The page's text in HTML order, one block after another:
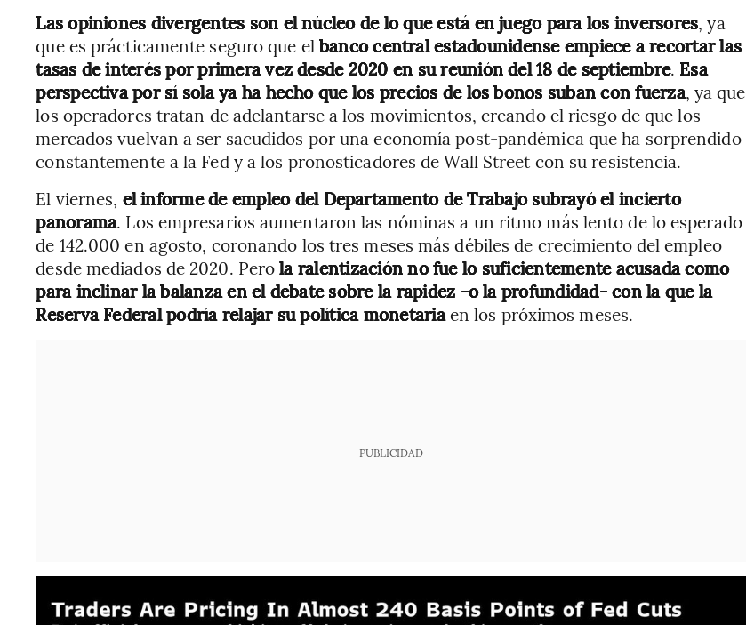
Las opiniones divergentes son el núcleo de lo que está en juego para los inversores, ya
que es prácticamente seguro que el banco central estadounidense empiece a recortar las
tasas de interés por primera vez desde 2020 en su reunión del 18 de septiembre. Esa
perspectiva por sí sola ya ha hecho que los precios de los bonos suban con fuerza, ya que
los operadores tratan de adelantarse a los movimientos, creando el riesgo de que los
mercados vuelvan a ser sacudidos por una economía post-pandémica que ha sorprendido
constantemente a la Fed y a los pronosticadores de Wall Street con su resistencia.
El viernes, el informe de empleo del Departamento de Trabajo subrayó el incierto
panorama. Los empresarios aumentaron las nóminas a un ritmo más lento de lo esperado
de 142.000 en agosto, coronando los tres meses más débiles de crecimiento del empleo
desde mediados de 2020. Perola ralentización no fue lo suficientemente acusada como
para inclinar la balanza en el debate sobre la rapidez -o la profundidad- con la que la
Reserva Federal podría relajar su política monetariaen los próximos meses.
PUBLICIDAD